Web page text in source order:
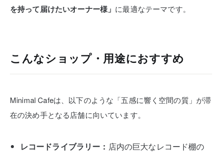
を持って届けたいオーナー様」 に最適なテーマです。
こんなショップ・用途におすすめ
Minimal Cafeは、以下のような「五感に響く空間の質」が滞
在の決め手となる店舗に向いています。
レコードライブラリー： 店内の巨大なレコード棚の